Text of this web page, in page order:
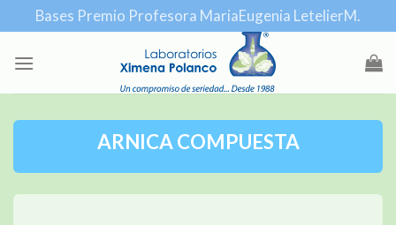
to
content
Bases Premio Profesora MariaEugenia LetelierM.
ARNICA COMPUESTA